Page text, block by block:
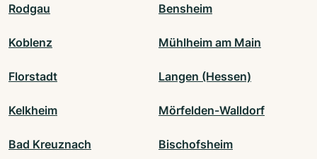
Rodgau Bensheim
Koblenz Mühlheim am Main
Florstadt Langen (Hessen)
Kelkheim Mörfelden-Walldorf
Bad Kreuznach Bischofsheim